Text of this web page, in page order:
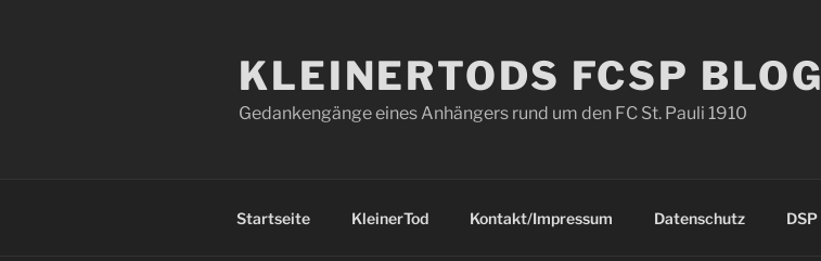
KLEINERTODS FCSP BLOG
Gedankengänge eines Anhängers rund um den FC St. Pauli 1910
Startseite KleinerTod Kontakt/Impressum Datenschutz DSP